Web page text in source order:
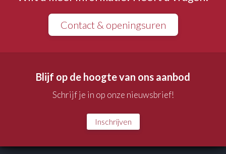
Contact & openingsuren
Blijf op de hoogte van ons aanbod
Schrijf je in op onze nieuwsbrief!
Inschrijven